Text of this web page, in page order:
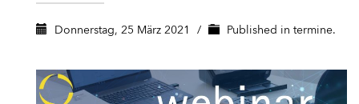
Donnerstag, 25 März 2021 / Published in termine.